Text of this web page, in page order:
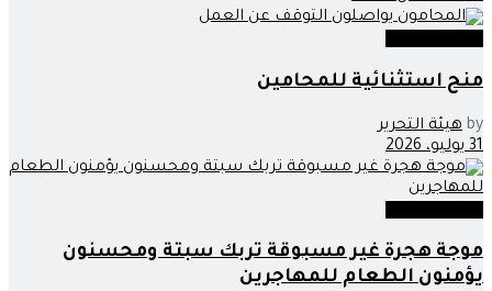
منح استثنائية للمحامين
by هيئة التحرير
31 يوليو، 2026
موجة هجرة غير مسبوقة تربك سبتة ومحسنون
يؤمنون الطعام للمهاجرين